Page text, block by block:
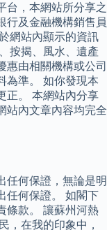
台，本網站所分享之
行及金融機構銷售員
網站內顯示的資訊
按揭、風水、遺產
惠由相關機構或公司
為準。 如你發現本
正。 本網站內分享
站內文章內容均完全
任何保證，無論是明
任何保證。 如閣下
條款。 讓蘇州河熱
，在我的印象中，